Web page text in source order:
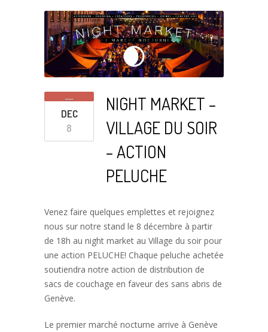
DEC
8
NIGHT MARKET –
VILLAGE DU SOIR
– ACTION
PELUCHE
Venez faire quelques emplettes et rejoignez
nous sur notre stand le 8 décembre à partir
de 18h au night market au Village du soir pour
une action PELUCHE! Chaque peluche achetée
soutiendra notre action de distribution de
sacs de couchage en faveur des sans abris de
Genève.
Le premier marché nocturne arrive à Genève